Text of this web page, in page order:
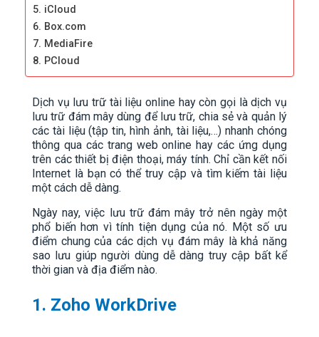
5. iCloud
6. Box.com
7. MediaFire
8. PCloud
Dịch vụ lưu trữ tài liệu online hay còn gọi là dịch vụ
lưu trữ đám mây dùng để lưu trữ, chia sẻ và quản lý
các tài liệu (tập tin, hình ảnh, tài liệu,…) nhanh chóng
thông qua các trang web online hay các ứng dụng
trên các thiết bị điện thoại, máy tính. Chỉ cần kết nối
Internet là bạn có thể truy cập và tìm kiếm tài liệu
một cách dễ dàng.
Ngày nay, việc lưu trữ đám mây trở nên ngày một
phổ biến hơn vì tính tiện dụng của nó. Một số ưu
điểm chung của các dịch vụ đám mây là khả năng
sao lưu giúp người dùng dễ dàng truy cập bất kể
thời gian và địa điểm nào.
1. Zoho WorkDrive